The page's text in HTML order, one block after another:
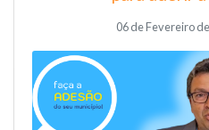
06 de Fevereiro